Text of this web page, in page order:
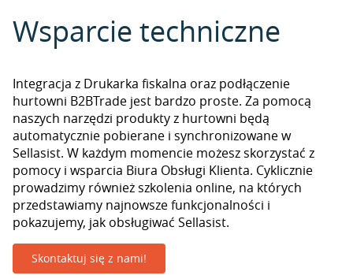
Wsparcie techniczne
Integracja z Drukarka fiskalna oraz podłączenie
hurtowni B2BTrade jest bardzo proste. Za pomocą
naszych narzędzi produkty z hurtowni będą
automatycznie pobierane i synchronizowane w
Sellasist. W każdym momencie możesz skorzystać z
pomocy i wsparcia Biura Obsługi Klienta. Cyklicznie
prowadzimy również szkolenia online, na których
przedstawiamy najnowsze funkcjonalności i
pokazujemy, jak obsługiwać Sellasist.
Skontaktuj się z nami!